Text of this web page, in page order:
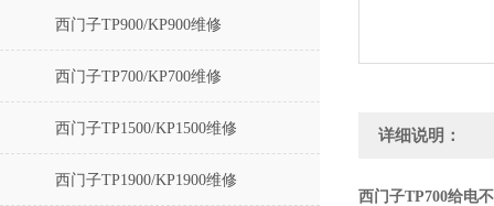
西门子TP900/KP900维修
西门子TP700/KP700维修
西门子TP1500/KP1500维修
西门子TP1900/KP1900维修
详细说明：
西门子TP700给电